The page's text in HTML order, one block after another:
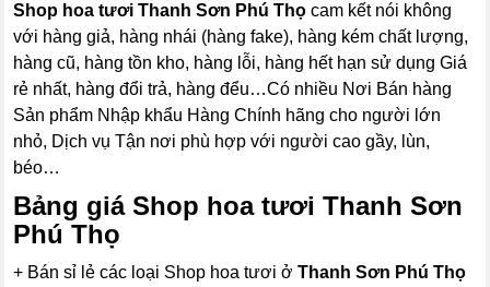
Shop hoa tươi Thanh Sơn Phú Thọ cam kết nói không
với hàng giả, hàng nhái (hàng fake), hàng kém chất lượng,
hàng cũ, hàng tồn kho, hàng lỗi, hàng hết hạn sử dụng Giá
rẻ nhất, hàng đổi trả, hàng đểu…Có nhiều Nơi Bán hàng
Sản phẩm Nhập khẩu Hàng Chính hãng cho người lớn
nhỏ, Dịch vụ Tận nơi phù hợp với người cao gầy, lùn,
béo…
Bảng giá Shop hoa tươi Thanh Sơn
Phú Thọ
+ Bán sỉ lẻ các loại Shop hoa tươi ởThanh Sơn Phú Thọ